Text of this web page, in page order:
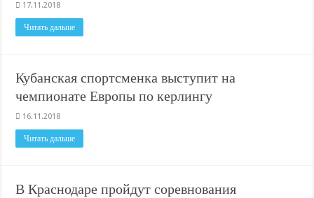
Важные правила обращения в вашу страховую компанию
17.11.2018
Читать дальше
Кубанская спортсменка выступит на
чемпионате Европы по керлингу
16.11.2018
Читать дальше
В Краснодаре пройдут соревнования